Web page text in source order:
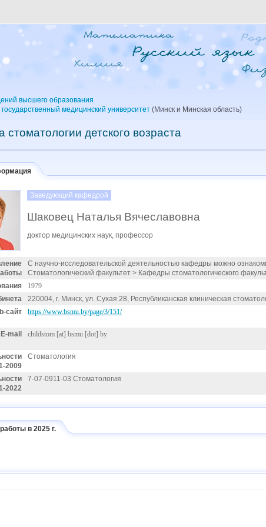
высшего образования
государственный медицинский университет (Минск и Минская область)
стоматологии детского возраста
Заведующий кафедрой
Шаковец Наталья Вячеславовна
доктор медицинских наук, профессор
С научно-исследовательской деятельностью кафедры можно
Стоматологический факультет > Кафедры стоматологического
1979
220004, г. Минск, ул. Сухая 28, Республиканская клиническая
сайт
https://www.bsmu.by/page/3/151/
E-mail childstom [at] bsmu [dot] by
2009
Стоматология
2022
7-07-0911-03 Стоматология
в 2025 г.